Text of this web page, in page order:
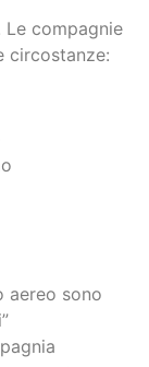
compagnie
circostanze:
aereo sono